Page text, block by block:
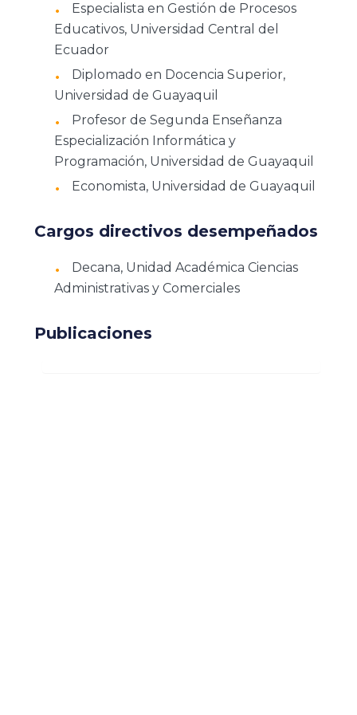
Especialista en Gestión de Procesos
Educativos, Universidad Central del
Ecuador
Diplomado en Docencia Superior,
Universidad de Guayaquil
Profesor de Segunda Enseñanza
Especialización Informática y
Programación, Universidad de Guayaquil
Economista, Universidad de Guayaquil
Cargos directivos desempeñados
Decana, Unidad Académica Ciencias
Administrativas y Comerciales
Publicaciones